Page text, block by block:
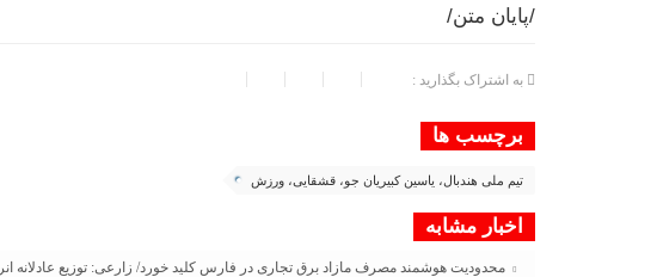
/پایان متن/
به اشتراک بگذارید :
برچسب ها
تیم ملی هندبال، یاسین کبیریان جو، قشقایی، ورزش
اخبار مشابه
محدودیت هوشمند مصرف مازاد برق تجاری در فارس کلید خورد/ زارعی: توزیع عادلانه